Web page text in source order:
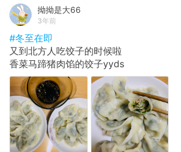
拗拗是大66
3年前
#冬至在即
又到北方人吃饺子的时候啦
香菜马蹄猪肉馅的饺子yyds